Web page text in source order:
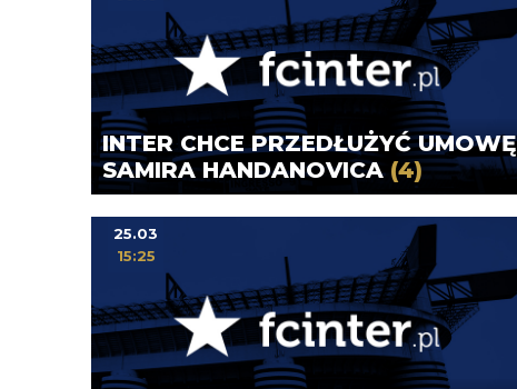
INTER CHCE PRZEDŁUŻYĆ UMOWĘ
SAMIRA HANDANOVICA (4)
25.03
15:25